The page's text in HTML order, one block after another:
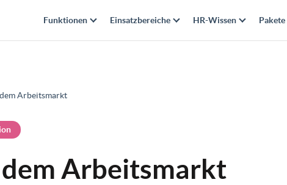
Funktionen Einsatzbereiche HR-Wissen Pakete
Arbeitsmarkt
Arbeitsmarkt